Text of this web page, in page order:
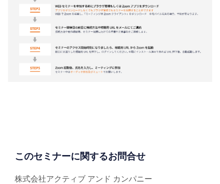
このセミナーに関するお問合せ
株式会社アクティブ アンド カンパニー